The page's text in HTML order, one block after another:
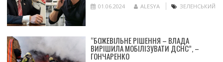
01.06.2024 ALESYA ЗЕЛЕНСЬКИЙ
“БОЖЕВІЛЬНЕ РІШЕННЯ – ВЛАДА
ВИРІШИЛА МОБІЛІЗУВАТИ ДСНС”, –
ГОНЧАРЕНКО